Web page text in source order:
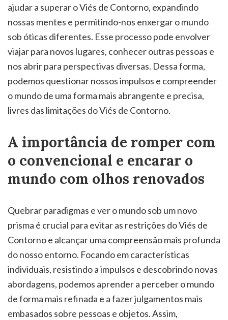
ajudar a superar o Viés de Contorno, expandindo
nossas mentes e permitindo-nos enxergar o mundo
sob óticas diferentes. Esse processo pode envolver
viajar para novos lugares, conhecer outras pessoas e
nos abrir para perspectivas diversas. Dessa forma,
podemos questionar nossos impulsos e compreender
o mundo de uma forma mais abrangente e precisa,
livres das limitações do Viés de Contorno.
A importância de romper com
o convencional e encarar o
mundo com olhos renovados
Quebrar paradigmas e ver o mundo sob um novo
prisma é crucial para evitar as restrições do Viés de
Contorno e alcançar uma compreensão mais profunda
do nosso entorno. Focando em características
individuais, resistindo a impulsos e descobrindo novas
abordagens, podemos aprender a perceber o mundo
de forma mais refinada e a fazer julgamentos mais
embasados sobre pessoas e objetos. Assim,